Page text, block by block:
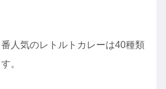
人気のレトルトカレーは40種類
。